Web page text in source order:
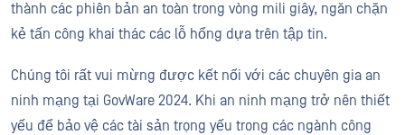
thành các phiên bản an toàn trong vòng mili giây, ngăn chặn
kẻ tấn công khai thác các lỗ hổng dựa trên tập tin.
Chúng tôi rất vui mừng được kết nối với các chuyên gia an
ninh mạng tại GovWare 2024. Khi an ninh mạng trở nên thiết
yếu để bảo vệ các tài sản trọng yếu trong các ngành công